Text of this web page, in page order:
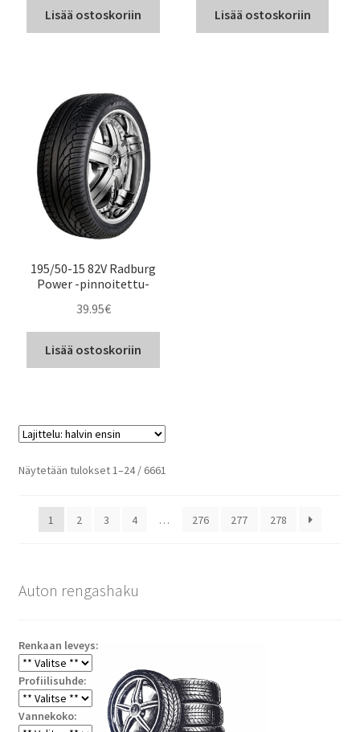
Lisää ostoskoriin Lisää ostoskoriin
195/50-15 82V Radburg
Power -pinnoitettu-
39.95€
Lisää ostoskoriin
Näytetään tulokset 1–24 / 6661
1 2 3 4 … 276 277 278
Auton rengashaku
Renkaan leveys:
Profiilisuhde:
Vannekoko: